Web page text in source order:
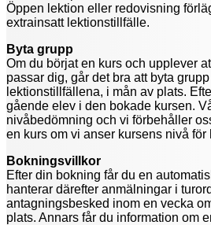
Öppen lektion eller redovisning
extrainsatt lektionstillfälle.
Byta grupp
Om du börjat en kurs och upplever
passar dig, går det bra att byta
lektionstillfällena, i mån av plats.
gående elev i den bokade kursen.
nivåbedömning och vi förbehåller
en kurs om vi anser kursens nivå för
Bokningsvillkor
Efter din bokning får du en
hanterar därefter anmälningar i
antagningsbesked inom en vecka
plats. Annars får du information om